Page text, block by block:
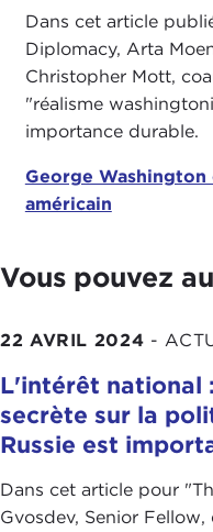
Dans cet article
Diplomacy, Arta
Christopher Mott,
"réalisme
importance durable.
George Washington
américain
Vous pouvez
22 AVRIL 2024 -
L'intérêt national
secrète sur la
Russie est
Dans cet article pour
Gvosdev, Senior